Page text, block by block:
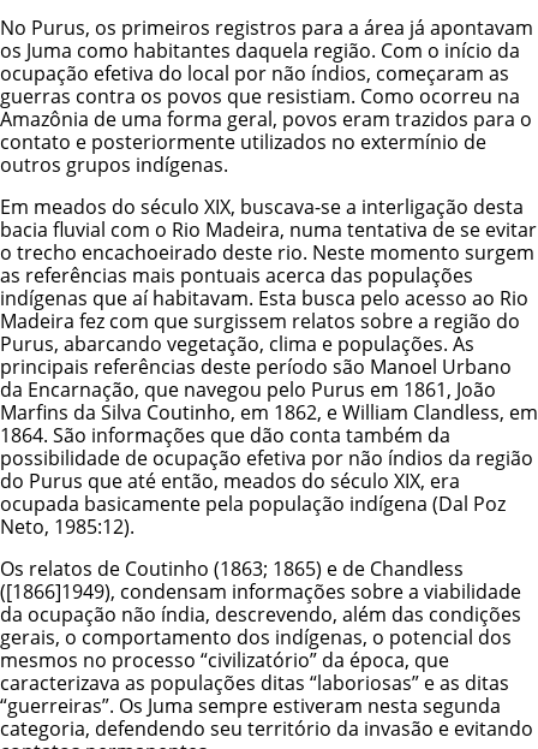
No Purus, os primeiros registros para a área já apontavam
os Juma como habitantes daquela região. Com o início da
ocupação efetiva do local por não índios, começaram as
guerras contra os povos que resistiam. Como ocorreu na
Amazônia de uma forma geral, povos eram trazidos para o
contato e posteriormente utilizados no extermínio de
outros grupos indígenas.
Em meados do século XIX, buscava-se a interligação desta
bacia fluvial com o Rio Madeira, numa tentativa de se evitar
o trecho encachoeirado deste rio. Neste momento surgem
as referências mais pontuais acerca das populações
indígenas que aí habitavam. Esta busca pelo acesso ao Rio
Madeira fez com que surgissem relatos sobre a região do
Purus, abarcando vegetação, clima e populações. As
principais referências deste período são Manoel Urbano
da Encarnação, que navegou pelo Purus em 1861, João
Marfins da Silva Coutinho, em 1862, e William Clandless, em
1864. São informações que dão conta também da
possibilidade de ocupação efetiva por não índios da região
do Purus que até então, meados do século XIX, era
ocupada basicamente pela população indígena (Dal Poz
Neto, 1985:12).
Os relatos de Coutinho (1863; 1865) e de Chandless
([1866]1949), condensam informações sobre a viabilidade
da ocupação não índia, descrevendo, além das condições
gerais, o comportamento dos indígenas, o potencial dos
mesmos no processo “civilizatório” da época, que
caracterizava as populações ditas “laboriosas” e as ditas
“guerreiras”. Os Juma sempre estiveram nesta segunda
categoria, defendendo seu território da invasão e evitando